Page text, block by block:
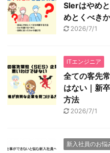
SIerはやめ
めとくべき
2026/7/1
ITエンジニア
全ての客先
はない｜新
方法
2026/7/1
新入社員のお悩